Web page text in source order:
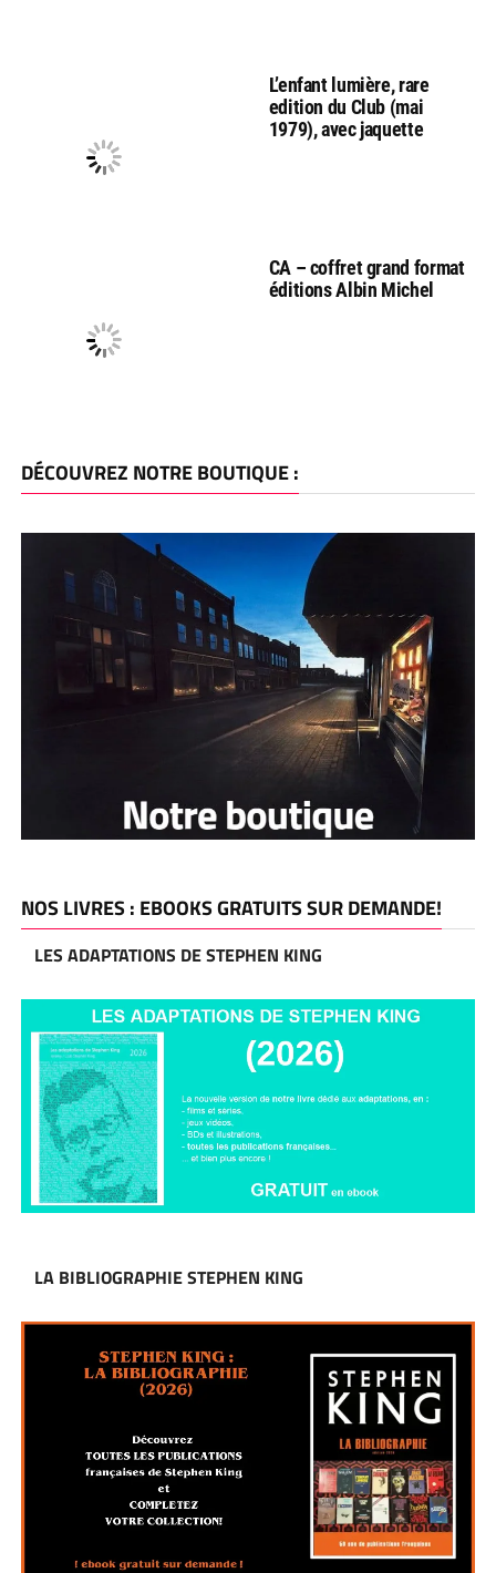
L’enfant lumière, rare
edition du Club (mai
1979), avec jaquette
CA – coffret grand format
éditions Albin Michel
DÉCOUVREZ NOTRE BOUTIQUE :
NOS LIVRES : EBOOKS GRATUITS SUR DEMANDE!
LES ADAPTATIONS DE STEPHEN KING
LA BIBLIOGRAPHIE STEPHEN KING